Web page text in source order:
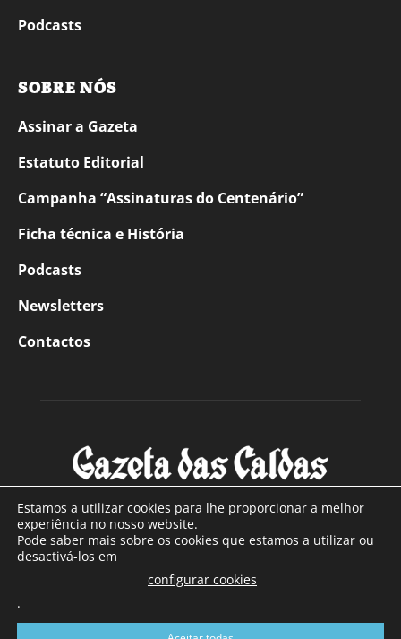
Podcasts
SOBRE NÓS
Assinar a Gazeta
Estatuto Editorial
Campanha “Assinaturas do Centenário”
Ficha técnica e História
Podcasts
Newsletters
Contactos
SOBRE NÓS
Com sede nas Caldas da Rainha e mais de 90 anos de
a sul de distrito de Leiria, com mais de 40.000 leitores por
Estamos a utilizar cookies para lhe proporcionar a melhor
experiência no nosso website.
Pode saber mais sobre os cookies que estamos a utilizar ou
desactivá-los em
configurar cookies
.